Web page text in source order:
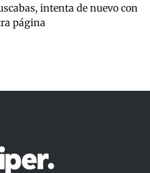
intenta de nuevo con
página